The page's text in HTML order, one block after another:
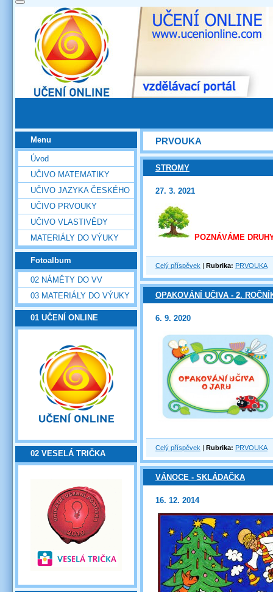
PRVOUKA
STROMY
27. 3. 2021
POZNÁVÁME
Celý příspěvek | Rubrika: PRVOUKA
OPAKOVÁNÍ UČIVA - 2.
6. 9. 2020
Celý příspěvek | Rubrika: PRVOUKA
VÁNOCE - SKLÁDAČKA
16. 12. 2014
Menu
Úvod
UČIVO MATEMATIKY
UČIVO JAZYKA ČESKÉHO
UČIVO PRVOUKY
UČIVO VLASTIVĚDY
MATERIÁLY DO VÝUKY
Fotoalbum
02 NÁMĚTY DO VV
03 MATERIÁLY DO VÝUKY
01 UČENÍ ONLINE
02 VESELÁ TRIČKA